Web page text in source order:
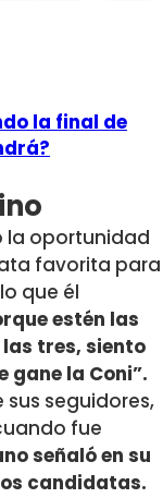
la final de
la oportunidad
favorita para
que él
estén las
tres, siento
gane la Coni”.
seguidores,
fue
señaló en su
candidatas.